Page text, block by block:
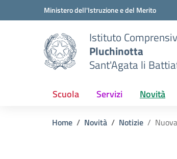
Vai ai contenuti
Vai al menu di navigazioneMinistero dell'Istruzione e del Merito
Istituto
Pluchinotta
Sant'Agata li
Scuola Servizi Novità
Home Novità Notizie